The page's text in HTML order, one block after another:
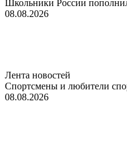
Школьники России
08.08.2026
Лента новостей
Спортсмены и любители
08.08.2026